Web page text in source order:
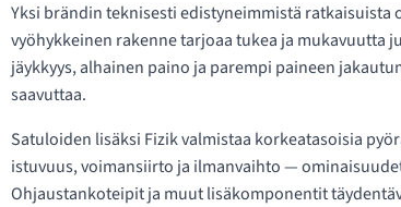
Yksi brändin teknisesti edistyneimmistä ratkaisuista
vyöhykkeinen rakenne tarjoaa tukea ja mukavuutta
jäykkyys, alhainen paino ja parempi paineen
saavuttaa.
Satuloiden lisäksi Fizik valmistaa korkeatasoisia
istuvuus, voimansiirto ja ilmanvaihto —
Ohjaustankoteipit ja muut lisäkomponentit